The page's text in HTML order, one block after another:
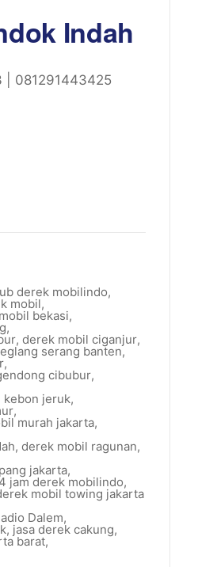
Indah
| 081291443425
derek mobilindo,
mobil,
bekasi,
,
, derek mobil ciganjur,
serang banten,
,
cibubur,
kebon jeruk,
,
murah jakarta,
, derek mobil ragunan,
jakarta,
jam derek mobilindo,
mobil towing jakarta
Dalem,
, jasa derek cakung,
barat,